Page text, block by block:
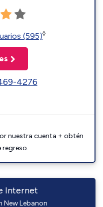
(595)◊
4276
nuestra cuenta + obtén
Internet
New Lebanon